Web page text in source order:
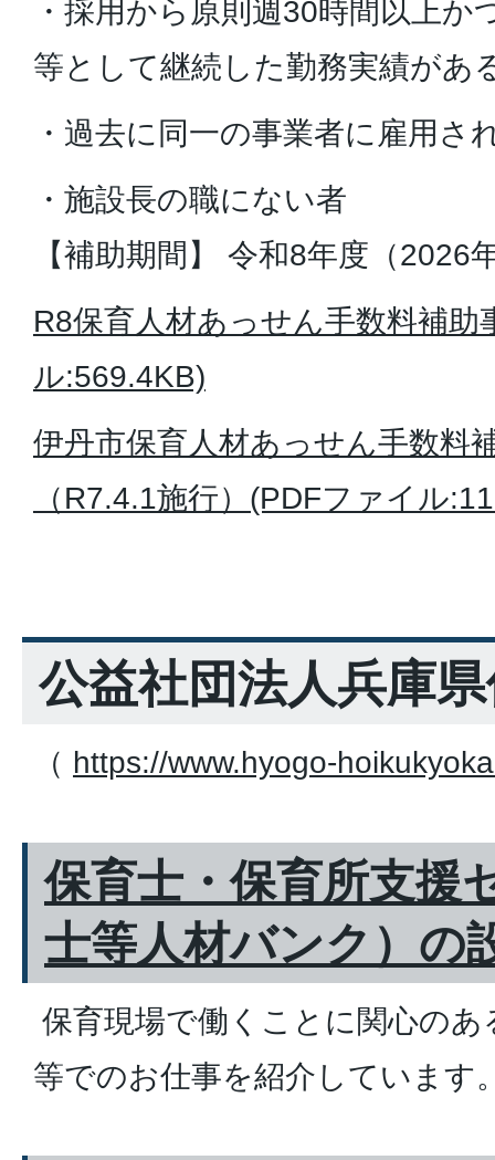
・採用から原則週30時間以上か
等として継続した勤務実績があ
・過去に同一の事業者に雇用さ
・施設長の職にない者
【補助期間】 令和8年度（2026
R8保育人材あっせん手数料補助
ル:569.4KB)
伊丹市保育人材あっせん手数料
（R7.4.1施行）(PDFファイル
公益社団法人兵庫
（ https://www.hyogo-
保育士・保育所支援
士等人材バンク）の
保育現場で働くことに関心の
等でのお仕事を紹介しています